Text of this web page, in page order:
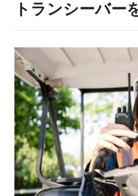
トランシーバー